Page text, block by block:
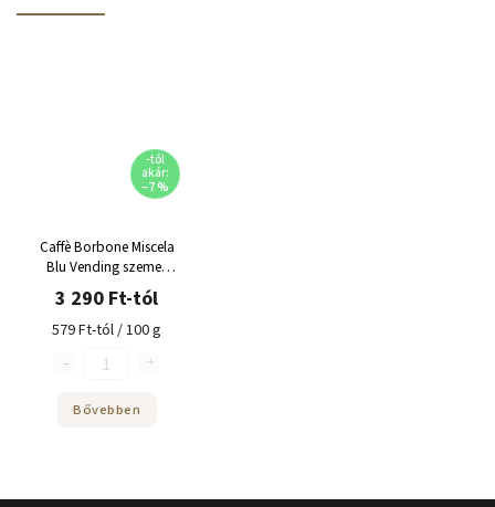
-tól
akár:
–7 %
Caffè Borbone Miscela
Blu Vending szemes
kávé
3 290 Ft-tól
579 Ft-tól / 100 g
Bővebben